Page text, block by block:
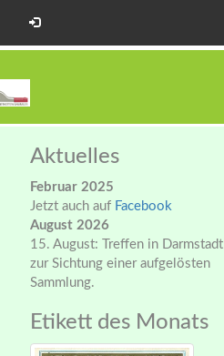
Aktuelles
Februar 2025
Jetzt auch auf Facebook
August 2026
15. August: Treffen in Darmstadt
zur Sichtung einer aufgelösten
Sammlung.
Etikett des Monats